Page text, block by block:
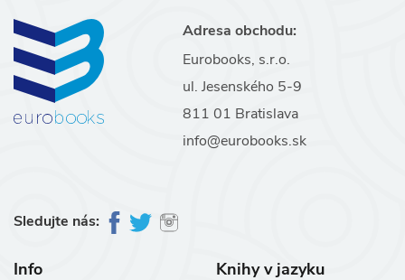
Adresa obchodu:
Eurobooks, s.r.o.
ul. Jesenského 5-9
811 01 Bratislava
info@eurobooks.sk
Sledujte nás:
Info Knihy v jazyku